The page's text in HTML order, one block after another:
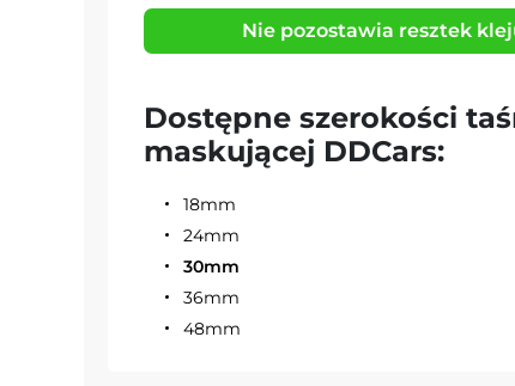
Nie pozostawia resztek
Dostępne szerokości
maskującej DDCars:
18mm
24mm
30mm
36mm
48mm